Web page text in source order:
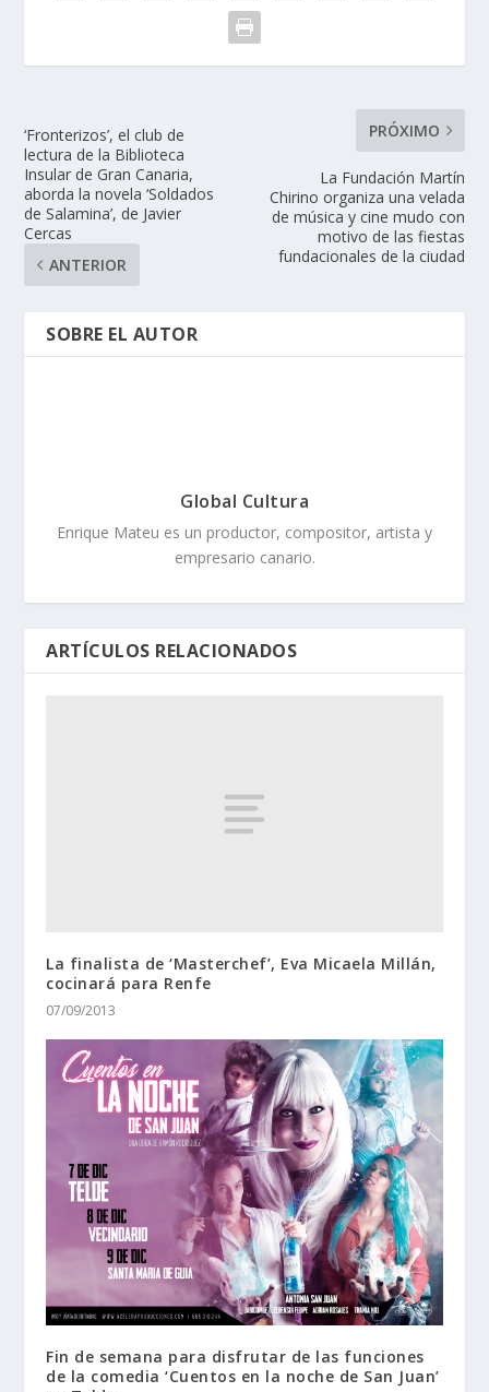
‘Fronterizos’, el club de
lectura de la Biblioteca
Insular de Gran Canaria,
aborda la novela ‘Soldados
de Salamina’, de Javier
Cercas
ANTERIOR
PRÓXIMO
La Fundación Martín
Chirino organiza una velada
de música y cine mudo con
motivo de las fiestas
fundacionales de la ciudad
SOBRE EL AUTOR
Global Cultura
Enrique Mateu es un productor, compositor, artista y
empresario canario.
ARTÍCULOS RELACIONADOS
La finalista de ‘Masterchef’, Eva Micaela Millán,
cocinará para Renfe
07/09/2013
Fin de semana para disfrutar de las funciones
de la comedia ‘Cuentos en la noche de San Juan’